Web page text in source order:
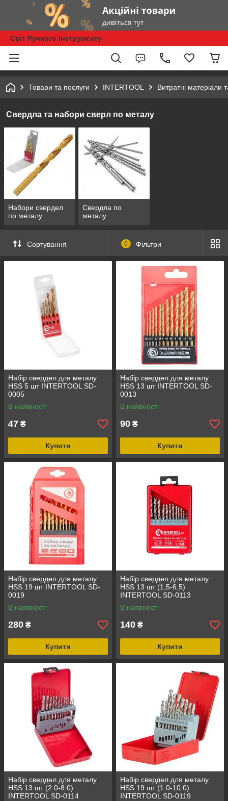
Світ Ручного Інструменту
Товари та послуги INTERTOOL Витратні матеріали
Свердла та набори сверл по металу
Набори свердел
по металу
Свердла по
металу
Сортування 0 Фільтри
Набір свердел для металу
HSS 5 шт INTERTOOL SD-
0005
В наявності
47 ₴
Купити
Набір свердел для металу
HSS 13 шт INTERTOOL SD-
0013
В наявності
90 ₴
Купити
Набір свердел для металу
HSS 19 шт INTERTOOL SD-
0019
В наявності
280 ₴
Купити
Набір свердел для металу
HSS 13 шт (1,5-6,5)
INTERTOOL SD-0113
В наявності
140 ₴
Купити
Набір свердел для металу
HSS 13 шт (2.0-8.0)
INTERTOOL SD-0114
Набір свердел для металу
HSS 19 шт (1.0-10.0)
INTERTOOL SD-0119